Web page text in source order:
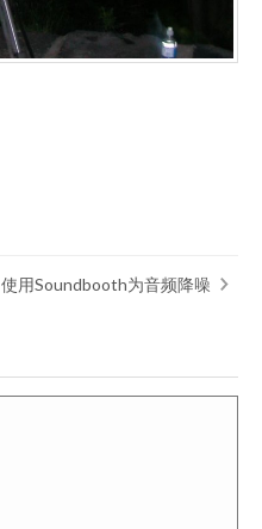
使用Soundbooth为音频降噪